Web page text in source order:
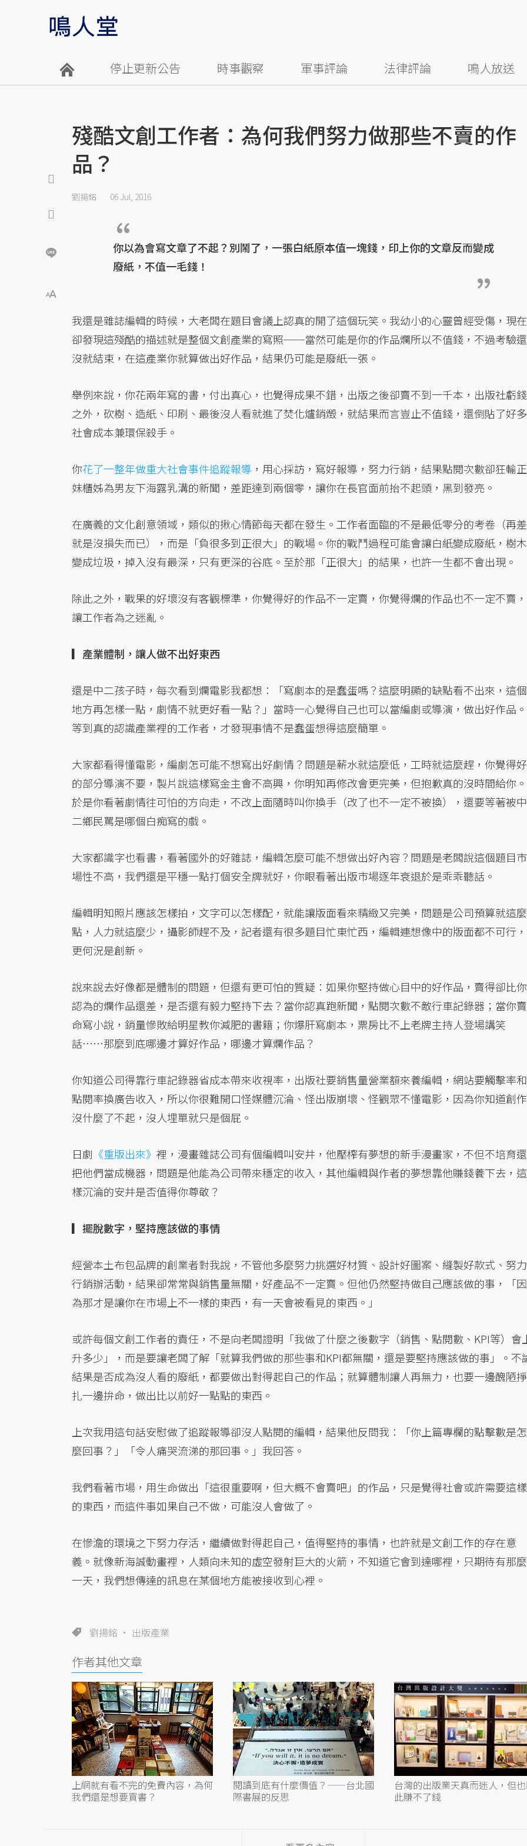
停止更新公告 時事觀察 軍事評論 法律評論 鳴人放送
殘酷文創工作者：為何我們努力做那些不賣的作
品？
劉揚銘 06 Jul, 2016
你以為會寫文章了不起？別鬧了，一張白紙原本值一塊錢，印上你的文章反而變成
廢紙，不值一毛錢！
我還是雜誌編輯的時候，大老闆在題目會議上認真的開了這個玩笑。我幼小的心靈曾經受傷，現在
卻發現這殘酷的描述就是整個文創產業的寫照──當然可能是你的作品爛所以不值錢，不過考驗還
沒就結束，在這產業你就算做出好作品，結果仍可能是廢紙一張。
舉例來說，你花兩年寫的書，付出真心，也覺得成果不錯，出版之後卻賣不到一千本，出版社虧錢
之外，砍樹、造紙、印刷、最後沒人看就進了焚化爐銷燬，就結果而言豈止不值錢，還倒貼了好多
社會成本兼環保殺手。
你花了一整年做重大社會事件追蹤報導 ，用心採訪，寫好報導，努力行銷，結果點閱次數卻狂輸正
妹櫃姊為男友下海露乳溝的新聞，差距達到兩個零，讓你在長官面前抬不起頭，黑到發亮。
在廣義的文化創意領域，類似的揪心情節每天都在發生。工作者面臨的不是最低零分的考卷（再差
就是沒損失而已），而是「負很多到正很大」的戰場。你的戰鬥過程可能會讓白紙變成廢紙，樹木
變成垃圾，掉入沒有最深，只有更深的谷底。至於那「正很大」的結果，也許一生都不會出現。
除此之外，戰果的好壞沒有客觀標準，你覺得好的作品不一定賣，你覺得爛的作品也不一定不賣，
讓工作者為之迷亂。
▎產業體制，讓人做不出好東西
還是中二孩子時，每次看到爛電影我都想：「寫劇本的是蠢蛋嗎？這麼明顯的缺點看不出來，這個
地方再怎樣一點，劇情不就更好看一點？」當時一心覺得自己也可以當編劇或導演，做出好作品。
等到真的認識產業裡的工作者，才發現事情不是蠢蛋想得這麼簡單。
大家都看得懂電影，編劇怎可能不想寫出好劇情？問題是薪水就這麼低，工時就這麼趕，你覺得好
的部分導演不要，製片說這樣寫金主會不高興，你明知再修改會更完美，但抱歉真的沒時間給你。
於是你看著劇情往可怕的方向走，不改上面隨時叫你換手（改了也不一定不被換），還要等著被中
二鄉民罵是哪個白痴寫的戲。
大家都識字也看書，看著國外的好雜誌，編輯怎麼可能不想做出好內容？問題是老闆說這個題目市
場性不高，我們還是平穩一點打個安全牌就好，你眼看著出版市場逐年衰退於是乖乖聽話。
編輯明知照片應該怎樣拍，文字可以怎樣配，就能讓版面看來精緻又完美，問題是公司預算就這麼
點，人力就這麼少，攝影師趕不及，記者還有很多題目忙東忙西，編輯連想像中的版面都不可行，
更何況是創新。
說來說去好像都是體制的問題，但還有更可怕的質疑：如果你堅持做心目中的好作品，賣得卻比你
認為的爛作品還差，是否還有毅力堅持下去？當你認真跑新聞，點閱次數不敵行車記錄器；當你賣
命寫小說，銷量慘敗給明星教你減肥的書籍；你爆肝寫劇本，票房比不上老牌主持人登場講笑
話……那麼到底哪邊才算好作品，哪邊才算爛作品？
你知道公司得靠行車記錄器省成本帶來收視率，出版社要銷售量營業額來養編輯，網站要觸擊率和
點閱率換廣告收入，所以你很難開口怪媒體沉淪、怪出版崩壞、怪觀眾不懂電影，因為你知道創作
沒什麼了不起，沒人埋單就只是個屁。
日劇 《重版出來》 裡，漫畫雜誌公司有個編輯叫安井，他壓榨有夢想的新手漫畫家，不但不培育還
把他們當成機器，問題是他能為公司帶來穩定的收入，其他編輯與作者的夢想靠他賺錢養下去，這
樣沉淪的安井是否值得你尊敬？
▎擺脫數字，堅持應該做的事情
經營本土布包品牌的創業者對我說，不管他多麼努力挑選好材質、設計好圖案、縫製好款式、努力
行銷辦活動，結果卻常常與銷售量無關，好產品不一定賣。但他仍然堅持做自己應該做的事，「因
為那才是讓你在市場上不一樣的東西，有一天會被看見的東西。」
或許每個文創工作者的責任，不是向老闆證明「我做了什麼之後數字（銷售、點閱數、KPI等）會
升多少」，而是要讓老闆了解「就算我們做的那些事和KPI都無關，還是要堅持應該做的事」。不
結果是否成為沒人看的廢紙，都要做出對得起自己的作品；就算體制讓人再無力，也要一邊醜陋掙
扎一邊拚命，做出比以前好一點點的東西。
上次我用這句話安慰做了追蹤報導卻沒人點閱的編輯，結果他反問我：「你上篇專欄的點擊數是怎
麼回事？」「令人痛哭流涕的那回事。」我回答。
我們看著市場，用生命做出「這很重要啊，但大概不會賣吧」的作品，只是覺得社會或許需要這樣
的東西，而這件事如果自己不做，可能沒人會做了。
在慘澹的環境之下努力存活，繼續做對得起自己，值得堅持的事情，也許就是文創工作的存在意
義。就像新海誠動畫裡，人類向未知的虛空發射巨大的火箭，不知道它會到達哪裡，只期待有那麼
一天，我們想傳達的訊息在某個地方能被接收到心裡。
劉揚銘 出版產業
作者其他文章
上網就有看不完的免費內容，為何
我們還是想要買書？
閱讀到底有什麼價值？——台北國
際書展的反思
台灣的出版業天真而迷人，但
此賺不了錢